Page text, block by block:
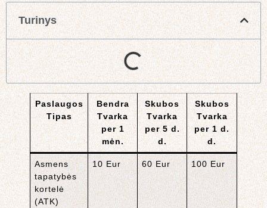
Turinys
Paslaugos
Tipas
Bendra
Tvarka
per 1
mėn.
Skubos
Tvarka
per 5 d.
d.
Skubos
Tvarka
per 1 d.
d.
Asmens
tapatybės
kortelė
(ATK)
10 Eur 60 Eur 100 Eur